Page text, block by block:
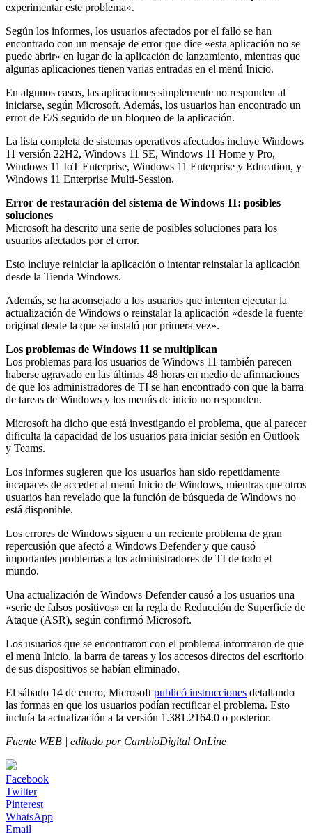
experimentar este problema».
Según los informes, los usuarios afectados por el fallo se han
encontrado con un mensaje de error que dice «esta aplicación no se
puede abrir» en lugar de la aplicación de lanzamiento, mientras que
algunas aplicaciones tienen varias entradas en el menú Inicio.
En algunos casos, las aplicaciones simplemente no responden al
iniciarse, según Microsoft. Además, los usuarios han encontrado un
error de E/S seguido de un bloqueo de la aplicación.
La lista completa de sistemas operativos afectados incluye Windows
11 versión 22H2, Windows 11 SE, Windows 11 Home y Pro,
Windows 11 IoT Enterprise, Windows 11 Enterprise y Education, y
Windows 11 Enterprise Multi-Session.
Error de restauración del sistema de Windows 11: posibles
soluciones
Microsoft ha descrito una serie de posibles soluciones para los
usuarios afectados por el error.
Esto incluye reiniciar la aplicación o intentar reinstalar la aplicación
desde la Tienda Windows.
Además, se ha aconsejado a los usuarios que intenten ejecutar la
actualización de Windows o reinstalar la aplicación «desde la fuente
original desde la que se instaló por primera vez».
Los problemas de Windows 11 se multiplican
Los problemas para los usuarios de Windows 11 también parecen
haberse agravado en las últimas 48 horas en medio de afirmaciones
de que los administradores de TI se han encontrado con que la barra
de tareas de Windows y los menús de inicio no responden.
Microsoft ha dicho que está investigando el problema, que al parecer
dificulta la capacidad de los usuarios para iniciar sesión en Outlook
y Teams.
Los informes sugieren que los usuarios han sido repetidamente
incapaces de acceder al menú Inicio de Windows, mientras que otros
usuarios han revelado que la función de búsqueda de Windows no
está disponible.
Los errores de Windows siguen a un reciente problema de gran
repercusión que afectó a Windows Defender y que causó
importantes problemas a los administradores de TI de todo el
mundo.
Una actualización de Windows Defender causó a los usuarios una
«serie de falsos positivos» en la regla de Reducción de Superficie de
Ataque (ASR), según confirmó Microsoft.
Los usuarios que se encontraron con el problema informaron de que
el menú Inicio, la barra de tareas y los accesos directos del escritorio
de sus dispositivos se habían eliminado.
El sábado 14 de enero, Microsoft publicó instrucciones detallando
las formas en que los usuarios podían rectificar el problema. Esto
incluía la actualización a la versión 1.381.2164.0 o posterior.
Fuente WEB | editado por CambioDigital OnLine
Facebook
Twitter
Pinterest
WhatsApp
Email